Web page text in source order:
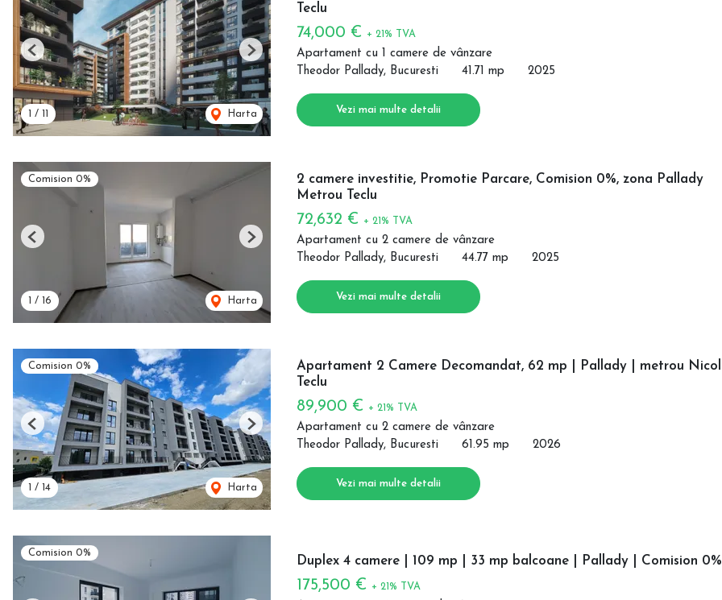
1 / 11 Harta
Previous Next
Teclu
74,000 € + 21% TVA
Apartament cu 1 camere de vânzare
Theodor Pallady, Bucuresti
41.71 mp 2025
Vezi mai multe detalii
Comision 0%
1 / 16 Harta
Previous Next
2 camere investitie, Promotie Parcare, Comision 0%, zona Pallady
Metrou Teclu
72,632 € + 21% TVA
Apartament cu 2 camere de vânzare
Theodor Pallady, Bucuresti
44.77 mp 2025
Vezi mai multe detalii
Comision 0%
1 / 14 Harta
Previous Next
Apartament 2 Camere Decomandat, 62 mp | Pallady | metrou
Teclu
89,900 € + 21% TVA
Apartament cu 2 camere de vânzare
Theodor Pallady, Bucuresti
61.95 mp 2026
Vezi mai multe detalii
Comision 0%
Duplex 4 camere | 109 mp | 33 mp balcoane | Pallady | Comision 0%
175,500 € + 21% TVA